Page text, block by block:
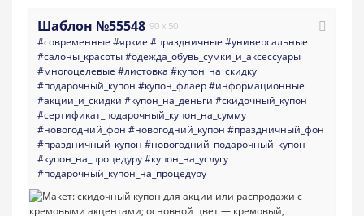
Шаблон №55548 90 x 50
#современные #яркие #праздничные #универсальные
#салоны_красоты#одежда_обувь_сумки_и_аксессуары
#многоцелевые #листовка #купон_на_скидку
#подарочный_купон #купон_флаер#информационные
#акции_и_скидки #купон_на_деньги #скидочный_купон
#сертификат_подарочный_купон_на_сумму
#новогодний_фон #новогодний_купон #праздничный_фон
#праздничный_купон #новогодний_подарочный_купон
#купон_на_процедуру#купон_на_услугу
#подарочный_купон_на_процедуру